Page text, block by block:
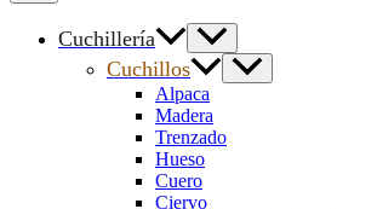
Cuchillería
Cuchillos
Alpaca
Madera
Trenzado
Hueso
Cuero
Ciervo